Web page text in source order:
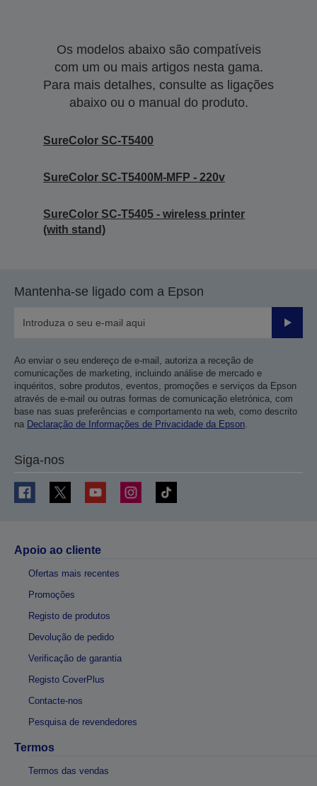
Os modelos abaixo são compatíveis
com um ou mais artigos nesta gama.
Para mais detalhes, consulte as ligações
abaixo ou o manual do produto.
SureColor SC-T5400
SureColor SC-T5400M-MFP - 220v
SureColor SC-T5405 - wireless printer
(with stand)
Mantenha-se ligado com a Epson
Enviar
Ao enviar o seu endereço de e-mail, autoriza a receção de
comunicações de marketing, incluindo análise de mercado e
inquéritos, sobre produtos, eventos, promoções e serviços da Epson
através de e-mail ou outras formas de comunicação eletrónica, com
base nas suas preferências e comportamento na web, como descrito
na Declaração de Informações de Privacidade da Epson.
Siga-nos
Apoio ao cliente
Ofertas mais recentes
Promoções
Registo de produtos
Devolução de pedido
Verificação de garantia
Registo CoverPlus
Contacte-nos
Pesquisa de revendedores
Termos
Termos das vendas